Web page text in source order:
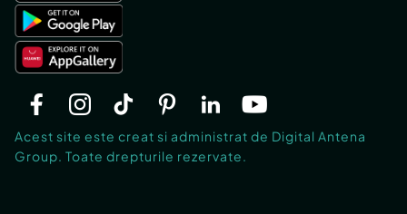
Acest site este creat si administrat de Digital Antena
Group. Toate drepturile rezervate.